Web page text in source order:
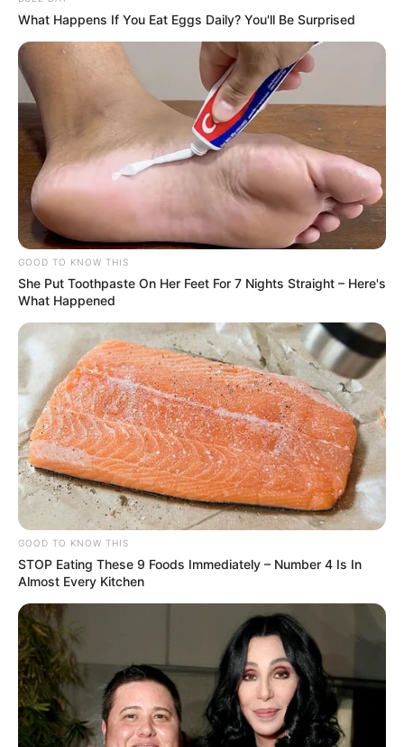
What Happens If You Eat Eggs Daily? You'll Be Surprised
GOOD TO KNOW THIS
She Put Toothpaste On Her Feet For 7 Nights Straight – Here's
What Happened
GOOD TO KNOW THIS
STOP Eating These 9 Foods Immediately – Number 4 Is In
Almost Every Kitchen